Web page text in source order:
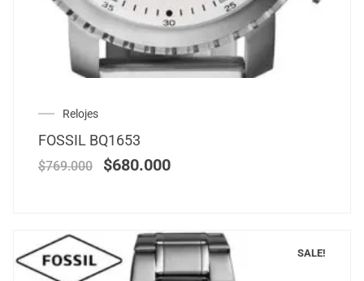
Relojes
FOSSIL BQ1653
$769.000 $680.000
SALE!